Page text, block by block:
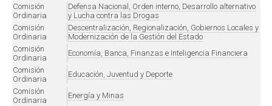
Comisión
Ordinaria
Defensa Nacional, Orden interno, Desarrollo alternativo
y Lucha contra las Drogas
Comisión
Ordinaria
Descentralización, Regionalización, Gobiernos Locales y
Modernización de la Gestión del Estado
Comisión
Ordinaria
Economía, Banca, Finanzas e Inteligencia Financiera
Comisión
Ordinaria
Educación, Juventud y Deporte
Comisión
Ordinaria
Energía y Minas